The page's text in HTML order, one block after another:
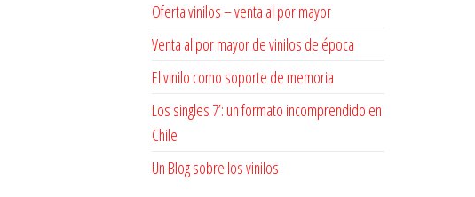
Oferta vinilos – venta al por mayor
Venta al por mayor de vinilos de época
El vinilo como soporte de memoria
Los singles 7’: un formato incomprendido en
Chile
Un Blog sobre los vinilos